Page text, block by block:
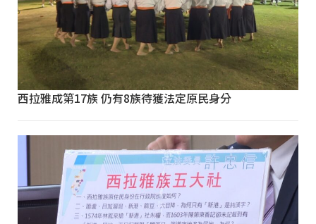
西拉雅成第17族 仍有8族待獲法定原民身分